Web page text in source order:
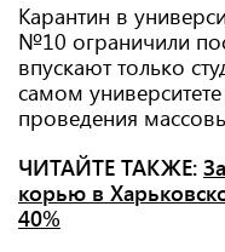
Карантин в
№10 ограничили
впускают только
самом
проведения
ЧИТАЙТЕ ТАКЖЕ:
корью в
40%